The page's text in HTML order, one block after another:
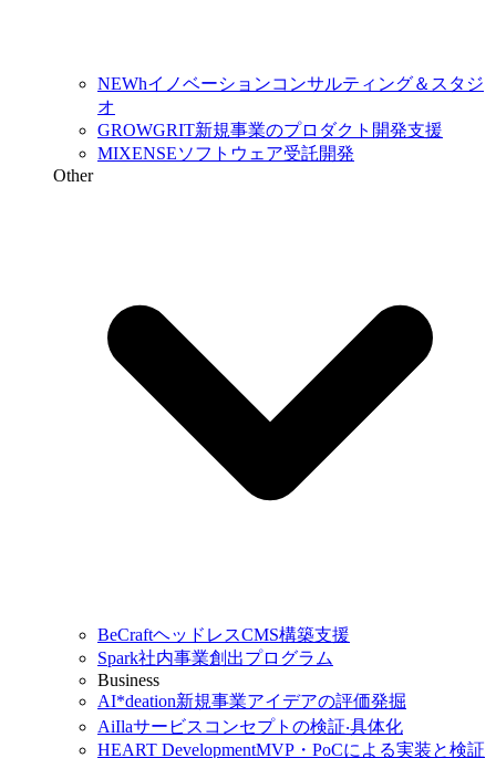
NEWhイノベーションコンサルティング＆スタジ
オ
GROWGRIT新規事業のプロダクト開発支援
MIXENSEソフトウェア受託開発
Other
BeCraftヘッドレスCMS構築支援
Spark社内事業創出プログラム
Business
AI*deation新規事業アイデアの評価発掘
AiIlaサービスコンセプトの検証‧具体化
HEART DevelopmentMVP・PoCによる実装と検証